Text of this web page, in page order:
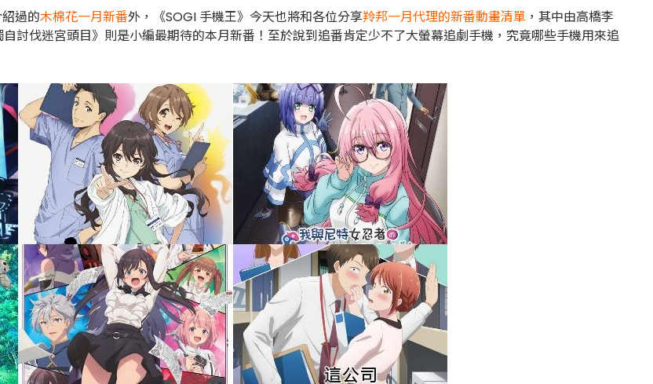
過的木棉花一月新番外，《SOGI 手機王》今天也將和各位分享羚邦一月代理的新番動畫清單 ，其中由高橋李
討伐迷宮頭目》則是小編最期待的本月新番！至於說到追番肯定少不了大螢幕追劇手機，究竟哪些手機用來追